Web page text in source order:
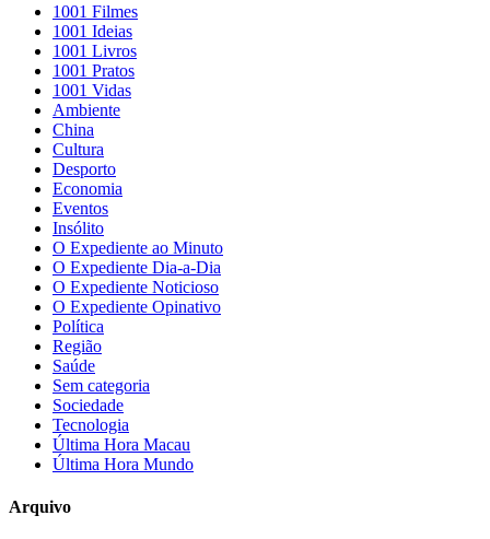
1001 Filmes
1001 Ideias
1001 Livros
1001 Pratos
1001 Vidas
Ambiente
China
Cultura
Desporto
Economia
Eventos
Insólito
O Expediente ao Minuto
O Expediente Dia-a-Dia
O Expediente Noticioso
O Expediente Opinativo
Política
Região
Saúde
Sem categoria
Sociedade
Tecnologia
Última Hora Macau
Última Hora Mundo
Arquivo